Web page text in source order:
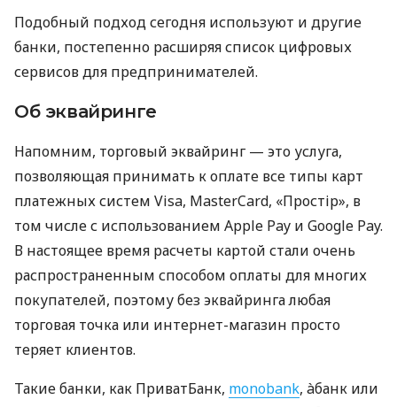
Подобный подход сегодня используют и другие
банки, постепенно расширяя список цифровых
сервисов для предпринимателей.
Об эквайринге
Напомним, торговый эквайринг — это услуга,
позволяющая принимать к оплате все типы карт
платежных систем Visa, MasterCard, «Простір», в
том числе с использованием Apple Pay и Google Pay.
В настоящее время расчеты картой стали очень
распространенным способом оплаты для многих
покупателей, поэтому без эквайринга любая
торговая точка или интернет-магазин просто
теряет клиентов.
Такие банки, как ПриватБанк, monobank, àбанк или